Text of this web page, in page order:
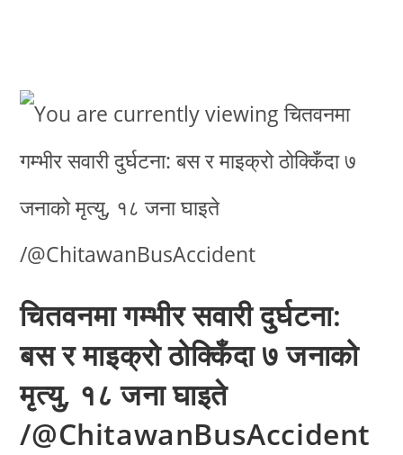
चितवनमा गम्भीर सवारी दुर्घटना:
बस र माइक्रो ठोक्किँदा ७ जनाको
मृत्यु, १८ जना घाइते
/@ChitawanBusAccident